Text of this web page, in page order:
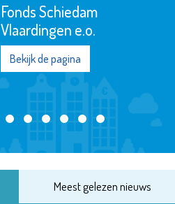
Fonds Schiedam
Vlaardingen e.o.
Bekijk de pagina
Meest gelezen nieuws